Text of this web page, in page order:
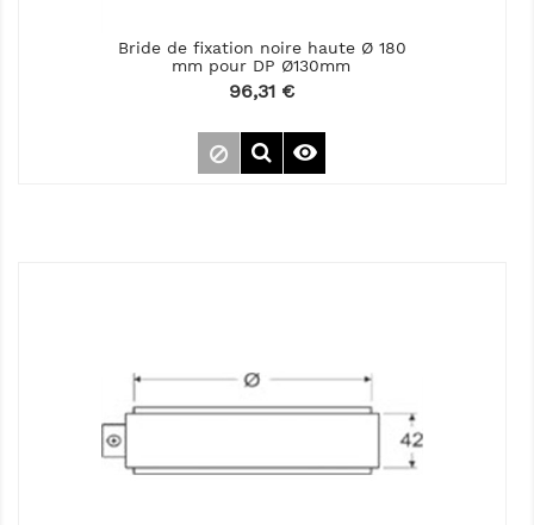
Bride de fixation noire haute Ø 180
mm pour DP Ø130mm
Prix
96,31 €
